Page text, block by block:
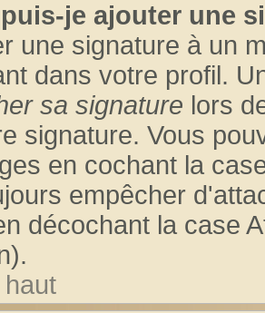
je ajouter une
une signature à un
dans votre profil.
sa signature lors
signature. Vous
en cochant la
empêcher
décochant la case